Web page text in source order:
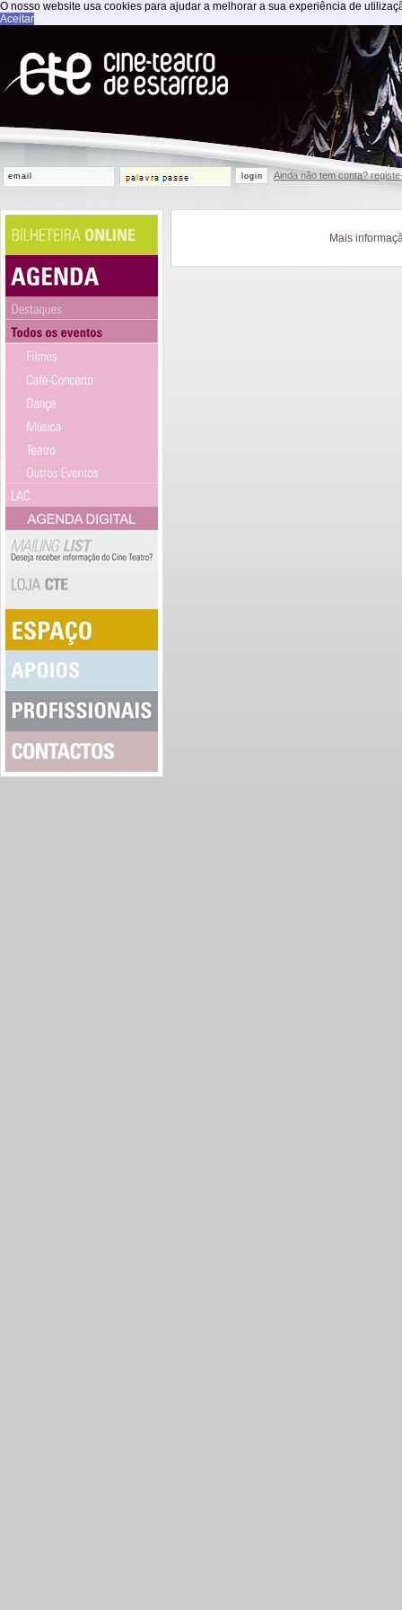
O nosso website usa cookies para ajudar a melhorar a sua experiência de
Aceitar
login Ainda não tem conta?
Mais